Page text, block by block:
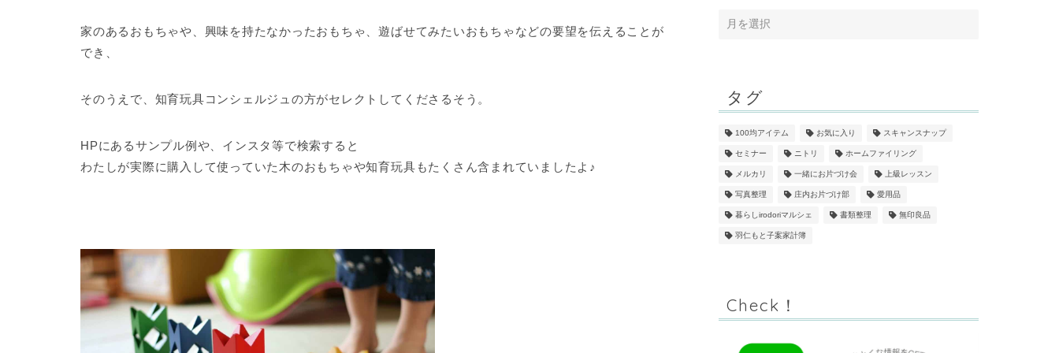
家のあるおもちゃや、興味を持たなかったおもちゃ、遊ばせてみたいおもちゃなどの要望を伝えることが
でき、
そのうえで、知育玩具コンシェルジュの方がセレクトしてくださるそう。
HPにあるサンプル例や、インスタ等で検索すると
わたしが実際に購入して使っていた木のおもちゃや知育玩具もたくさん含まれていましたよ♪
タグ
100均アイテム お気に入り スキャンスナップ
セミナー ニトリ ホームファイリング
メルカリ 一緒にお片づけ会 上級レッスン
写真整理 庄内お片づけ部 愛用品
暮らしirodoriマルシェ 書類整理 無印良品
羽仁もと子案家計簿
Check！